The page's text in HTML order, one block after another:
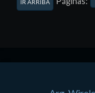
IR ARRIBA